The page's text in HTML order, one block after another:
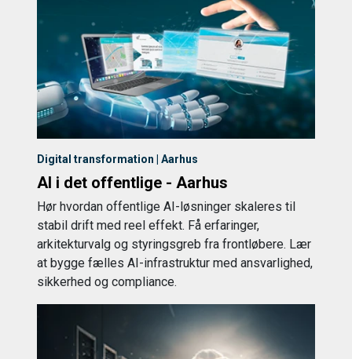
Digital transformation | Aarhus
AI i det offentlige - Aarhus
Hør hvordan offentlige AI-løsninger skaleres til
stabil drift med reel effekt. Få erfaringer,
arkitekturvalg og styringsgreb fra frontløbere. Lær
at bygge fælles AI-infrastruktur med ansvarlighed,
sikkerhed og compliance.